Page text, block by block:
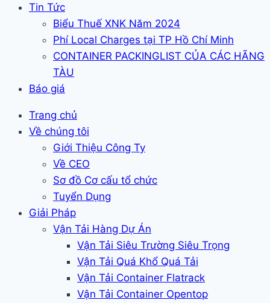
Tin Tức
Biểu Thuế XNK Năm 2024
Phí Local Charges tại TP Hồ Chí Minh
CONTAINER PACKINGLIST CỦA CÁC HÃNG
TÀU
Báo giá
Trang chủ
Về chúng tôi
Giới Thiệu Công Ty
Về CEO
Sơ đồ Cơ cấu tổ chức
Tuyển Dụng
Giải Pháp
Vận Tải Hàng Dự Án
Vận Tải Siêu Trường Siêu Trọng
Vận Tải Quá Khổ Quá Tải
Vận Tải Container Flatrack
Vận Tải Container Opentop